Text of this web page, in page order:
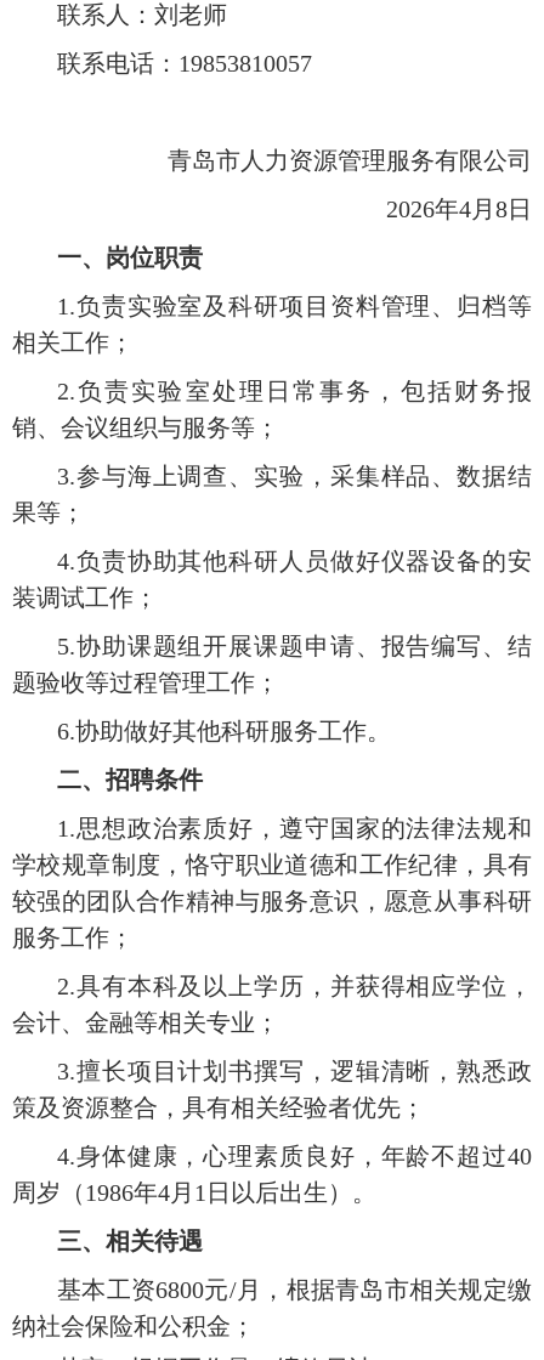
联系人：刘老师
联系电话： 19853810057
青岛市人力资源管理服务有限公司
2026年4月 8日
一、岗位职责
1.负责实验室及科研项目资料管理、归档等
相关工作；
2.负责实验室处理日常事务，包括财务报
销、会议组织与服务等；
3.参与海上调查、实验，采集样品、数据结
果等；
4.负责协助其他科研人员做好仪器设备的安
装调试工作；
5.协助课题组开展课题申请、报告编写、结
题验收等过程管理工作；
6.协助做好其他科研服务工作。
二、招聘条件
1.思想政治素质好，遵守国家的法律法规和
学校规章制度，恪守职业道德和工作纪律，具有
较强的团队合作精神与服务意识，愿意从事科研
服务工作；
2.具有本科及以上学历，并获得相应学位，
会计、金融等相关专业；
3.擅长项目计划书撰写，逻辑清晰，熟悉政
策及资源整合，具有相关经验者优先 ；
4.身体健康，心理素质良好，年龄不超过40
周岁（1986年4月 1日以后出生）。
三、相关待遇
基本工资6800元/月，根据青岛市相关规定缴
纳社会保险和公积金；